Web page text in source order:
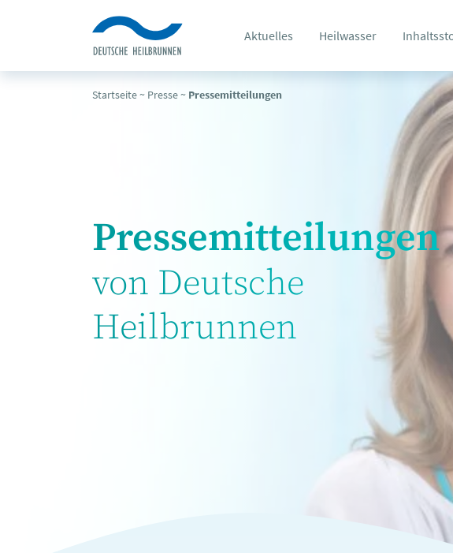
Aktuelles Heilwasser
Startseite~ Presse~ Pressemitteilungen
Pressemitteilungen
von Deutsche
Heilbrunnen